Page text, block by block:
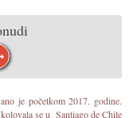
je početkom 2017. godine.
se u Santiago de Chile